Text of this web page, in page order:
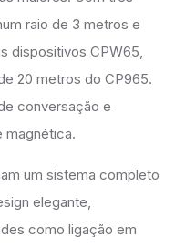
raio de 3 metros e
dispositivos CPW65,
20 metros do CP965.
conversação e
magnética.
um sistema completo
elegante,
como ligação em